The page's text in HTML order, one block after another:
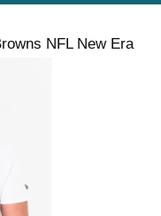
NFL New Era